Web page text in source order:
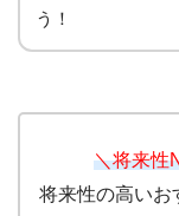
う！
＼将来性
将来性の高いお